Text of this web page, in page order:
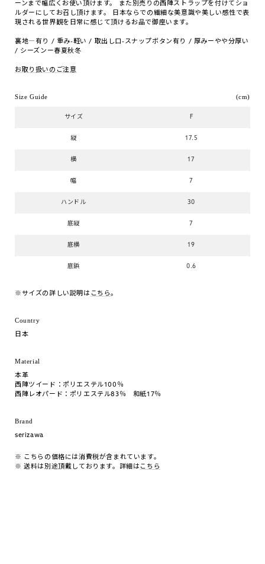
ーンまで幅広くお使い頂けます。 また別売りの西陣ストラップを付けてショ
ルダーにしてお召し頂けます。 日本ならでの繊細な美意識や美しい感性で表
現される世界観を日常に感じて頂けるお品で御座います。
裏地―有り / 重み-軽い / 取出し口-スナップボタン有り / 厚みーやや分厚い
/ シーズンー春夏秋冬
お取り扱いのご注意
Size Guide (cm)
サイズ F
縦 17.5
横 17
幅 7
ハンドル 30
底縦 7
底横 19
底鋲 0.6
※サイズの詳しい説明は こちら。
Country
日本
Material
本革
西陣ツイード：ポリエステル100％
西陣レオパード：ポリエステル83％ 和紙17％
Brand
serizawa
※ こちらの価格には消費税が含まれています。
※ 送料は別途頂戴しております。詳細は こちら